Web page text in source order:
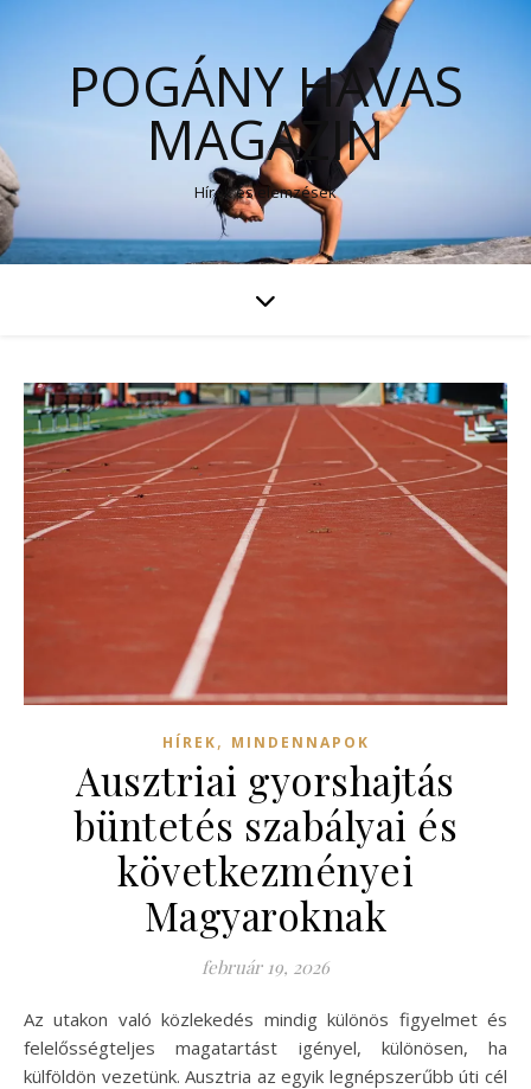
POGÁNY HAVAS
MAGAZIN
Hírek és elemzések
HÍREK, MINDENNAPOK
Ausztriai gyorshajtás
büntetés szabályai és
következményei
Magyaroknak
február 19, 2026
Az utakon való közlekedés mindig különös figyelmet és
felelősségteljes magatartást igényel, különösen, ha
külföldön vezetünk. Ausztria az egyik legnépszerűbb úti cél